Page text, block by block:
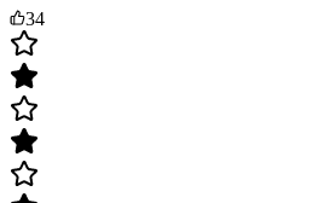
34